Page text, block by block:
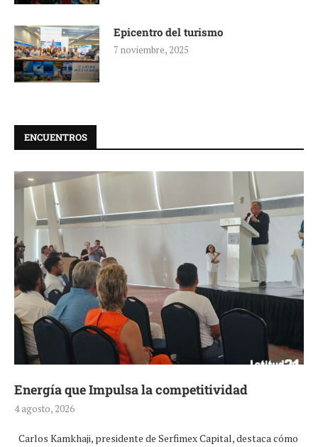
Epicentro del turismo
7 noviembre, 2025
ENCUENTROS
Energía que Impulsa la competitividad
4 agosto, 2026
Carlos Kamkhaji, presidente de Serfimex Capital, destaca cómo